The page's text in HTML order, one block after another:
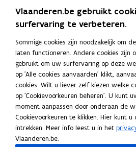
(Klik
draagt bij aan SDG 1
steden en gemeenschappen).
Onze case study benadrukt het b
langetermijnvisie in
mix en betaalbaarheid te
gentrificatie sturen richting een
stedelijke toekomst . Kennisdeling
toekomstige projecten beter te
Vlaanderen.be gebruikt
surfervaring te verbeteren.
Sommige cookies zijn noodzakelijk om
laten functioneren. Andere cookies zijn
gebruikt om uw surfervaring op deze
op 'Alle cookies aanvaarden' klikt,
cookies. Wilt u liever zelf kiezen welke
op 'Cookievoorkeuren beheren'. U kunt
moment aanpassen door onderaan de
Cookievoorkeuren te klikken. Hier kunt
intrekken. Meer info leest u in het
Vlaanderen.be.